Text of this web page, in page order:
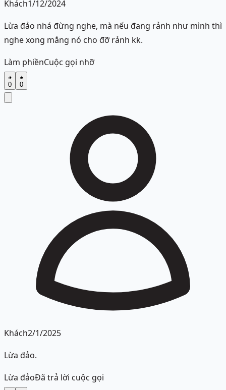
Khách1/12/2024
Lừa đảo nhá đừng nghe, mà nếu đang rảnh như mình thì
nghe xong mắng nó cho đỡ rảnh kk.
Làm phiềnCuộc gọi nhỡ
0 0
Khách2/1/2025
Lừa đảo.
Lừa đảoĐã trả lời cuộc gọi